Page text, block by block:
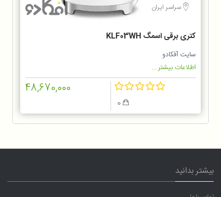
سراسر ایران
کتری برقی اسمگ KLF03WH
سایت آفکادو
اطلاعات بیشتر...
48,670,000
بیشتر بدانید